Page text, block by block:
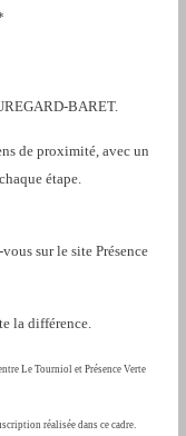
BARET.
de proximité, avec un
étape.
sur le site Présence
la différence.
Le Tourniol et Présence Verte
réalisée dans ce cadre.